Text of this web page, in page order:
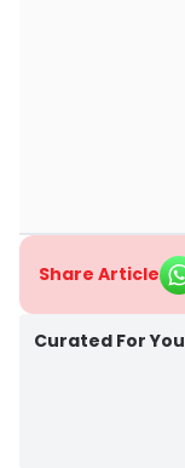
Share Article
Curated For You